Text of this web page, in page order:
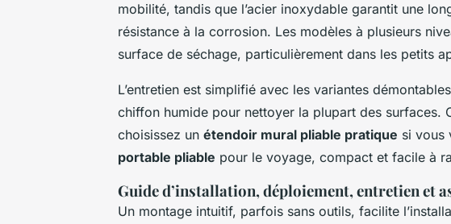
mobilité, tandis que l’acier inoxydable garantit une
résistance à la corrosion. Les modèles à plusieurs
surface de séchage, particulièrement dans les petits
L’entretien est simplifié avec les variantes
chiffon humide pour nettoyer la plupart des surfaces.
choisissez un étendoir mural pliable pratique si vous
portable pliable pour le voyage, compact et facile à
Guide d’installation, déploiement, entretien et
Un montage intuitif, parfois sans outils, facilite